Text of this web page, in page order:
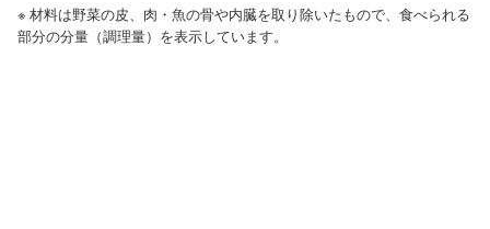
※ 材料は野菜の皮、肉・魚の骨や内臓を取り除いたもので、食べられる
部分の分量（調理量）を表示しています。